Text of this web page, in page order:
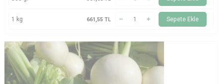
1 kg 661,55 TL Sepete Ekle